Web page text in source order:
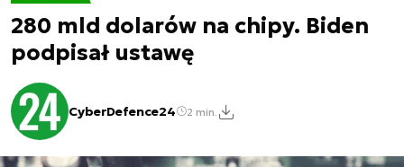
280 mld dolarów na chipy. Biden
podpisał ustawę
CyberDefence24 2 min.